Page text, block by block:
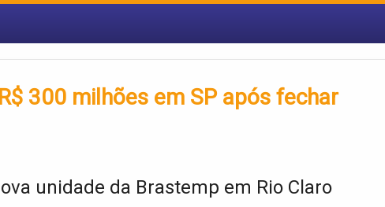
300 milhões em SP após fechar
unidade da Brastemp em Rio Claro